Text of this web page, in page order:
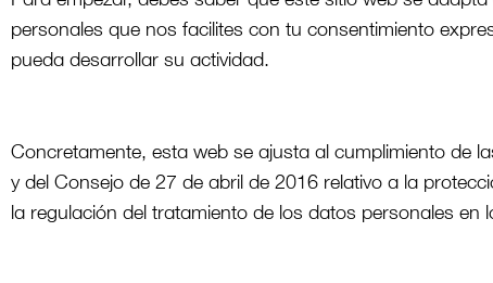
personales que nos facilites con tu consentimiento
pueda desarrollar su actividad.
Concretamente, esta web se ajusta al cumplimiento de
y del Consejo de 27 de abril de 2016 relativo a la
la regulación del tratamiento de los datos personales en